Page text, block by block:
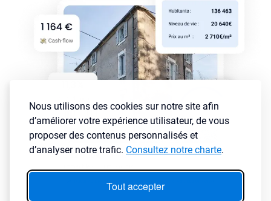
Nous utilisons des cookies sur notre site afin
d’améliorer votre expérience utilisateur, de vous
proposer des contenus personnalisés et
d’analyser notre trafic. Consultez notre charte.
Tout accepter